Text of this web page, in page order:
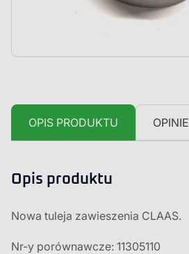
OPIS PRODUKTU OPINIE
Opis produktu
Nowa tuleja zawieszenia CLAAS.
Nr-y porównawcze: 11305110